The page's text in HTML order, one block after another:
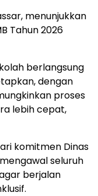
menunjukkan
Tahun 2026
berlangsung
dengan
proses
lebih cepat,
komitmen Dinas
seluruh
berjalan